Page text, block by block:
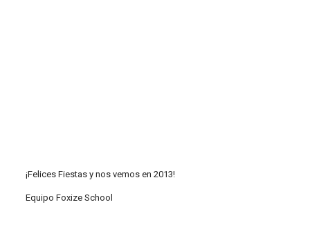
¡Felices Fiestas y nos vemos en 2013!
Equipo Foxize School